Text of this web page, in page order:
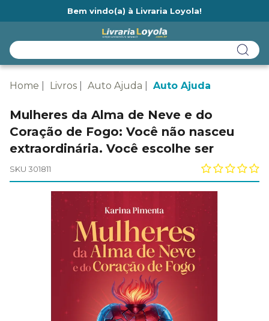
Bem vindo(a) à Livraria Loyola!
Home Livros Auto Ajuda Auto Ajuda
Mulheres da Alma de Neve e do
Coração de Fogo: Você não nasceu
extraordinária. Você escolhe ser
SKU 301811